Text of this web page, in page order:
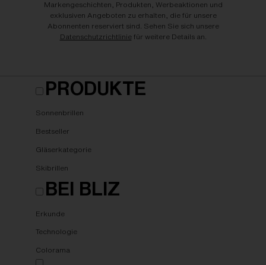
Markengeschichten, Produkten, Werbeaktionen und
exklusiven Angeboten zu erhalten, die für unsere
Abonnenten reserviert sind. Sehen Sie sich unsere
Datenschutzrichtlinie für weitere Details an.
PRODUKTE
Sonnenbrillen
Bestseller
Gläserkategorie
Skibrillen
BEI BLIZ
Erkunde
Technologie
Colorama